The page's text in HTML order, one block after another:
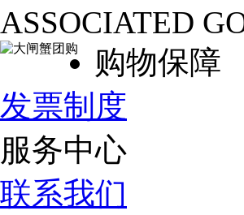
ASSOCIATED
购物保障
发票制度
服务中心
联系我们